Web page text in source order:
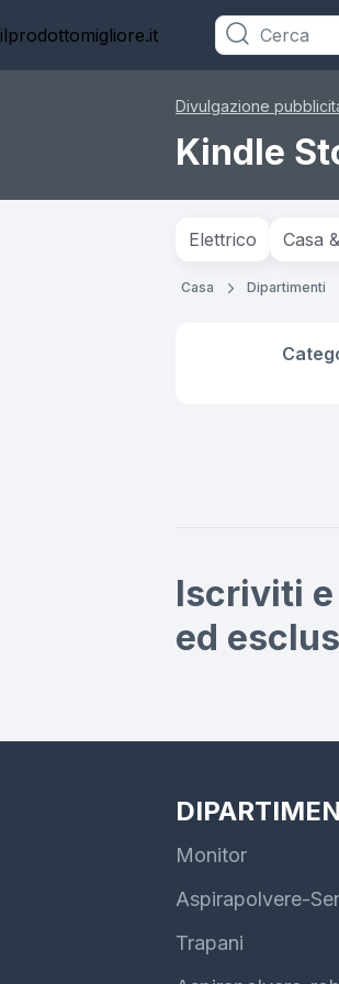
ilprodottomigliore.it
Divulgazione
Kindle
Elettrico Casa
Casa Dipartimenti
Iscriviti
ed
Monitor
Aspirapolvere-
Trapani